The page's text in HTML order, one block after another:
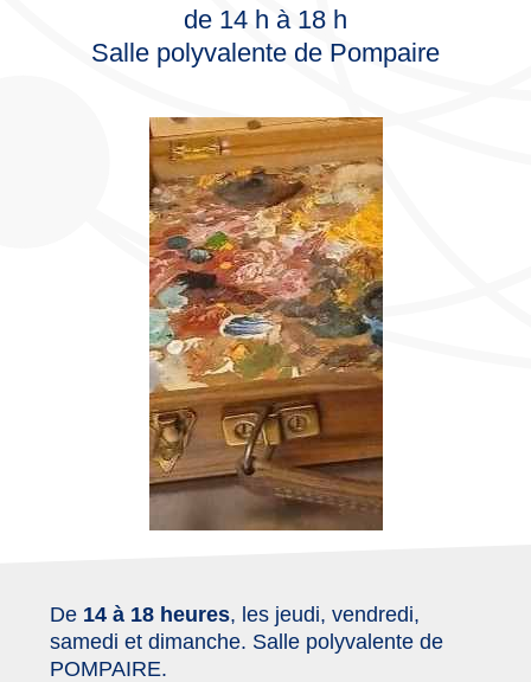
de 14 h à 18 h
Salle polyvalente de Pompaire
De 14 à 18 heures, les jeudi, vendredi,
samedi et dimanche. Salle polyvalente de
POMPAIRE.